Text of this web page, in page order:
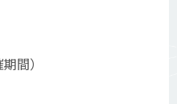
間）